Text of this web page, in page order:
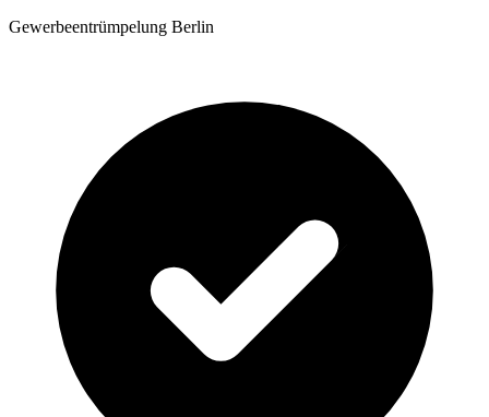
Gewerbeentrümpelung Berlin